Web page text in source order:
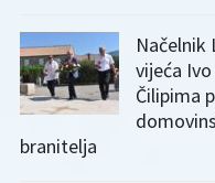
Načelnik
vijeća
Čilipima
branitelja